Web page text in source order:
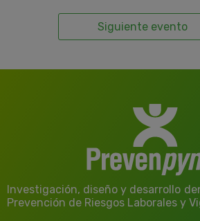
Siguiente evento
Investigación, diseño y desarrollo
Prevención de Riesgos Laborales y